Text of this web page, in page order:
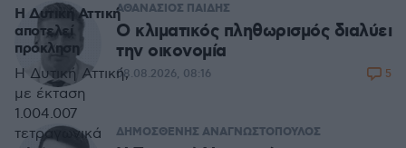
ΑΘΑΝΑΣΙΟΣ ΠΑΙΔΗΣ
Ο κλιματικός πληθωρισμός διαλύει
την οικονομία
08.08.2026, 08:16 5
ΔΗΜΟΣΘΕΝΗΣ ΑΝΑΓΝΩΣΤΟΠΟΥΛΟΣ
Η Δυτική Αττική
αποτελεί
πρόκληση
Η Δυτική Αττική,
με έκταση
1.004.007
τετραγωνικά